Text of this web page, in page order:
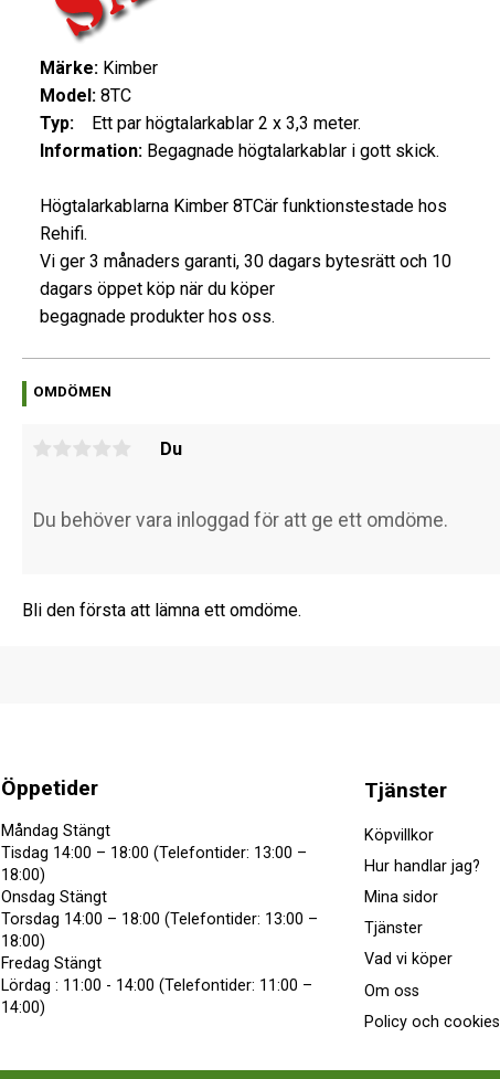
Märke:Kimber
Model:8TC
Typ:Ett par högtalarkablar 2 x 3,3 meter.
Information:Begagnade högtalarkablar i gott skick.
Högtalarkablarna Kimber 8TCär funktionstestade hos
Rehifi.
Vi ger 3 månaders garanti, 30 dagars bytesrätt och 10
dagars öppet köp när du köper
begagnade produkter hos oss.
OMDÖMEN
Du
Bli den första att lämna ett omdöme.
Öppetider
Måndag Stängt
Tisdag 14:00 – 18:00 (Telefontider: 13:00 –
18:00)
Onsdag Stängt
Torsdag 14:00 – 18:00 (Telefontider: 13:00 –
18:00)
Fredag Stängt
Lördag : 11:00 - 14:00 (Telefontider: 11:00 –
14:00)
Tjänster
Köpvillkor
Hur handlar jag?
Mina sidor
Tjänster
Vad vi köper
Om oss
Policy och cookies